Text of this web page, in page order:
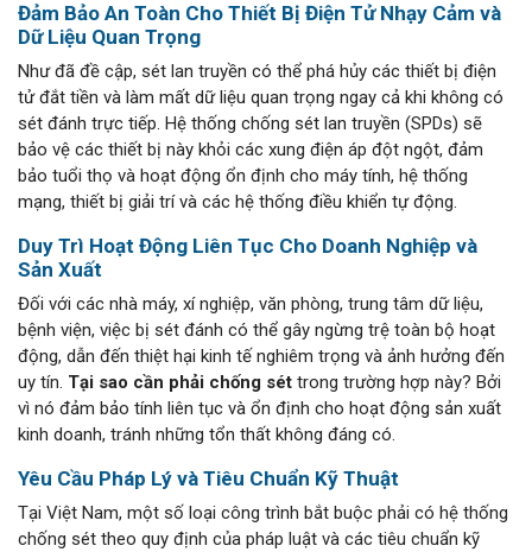
Đảm Bảo An Toàn Cho Thiết Bị Điện Tử Nhạy Cảm và
Dữ Liệu Quan Trọng
Như đã đề cập, sét lan truyền có thể phá hủy các thiết bị điện
tử đắt tiền và làm mất dữ liệu quan trọng ngay cả khi không có
sét đánh trực tiếp. Hệ thống chống sét lan truyền (SPDs) sẽ
bảo vệ các thiết bị này khỏi các xung điện áp đột ngột, đảm
bảo tuổi thọ và hoạt động ổn định cho máy tính, hệ thống
mạng, thiết bị giải trí và các hệ thống điều khiển tự động.
Duy Trì Hoạt Động Liên Tục Cho Doanh Nghiệp và
Sản Xuất
Đối với các nhà máy, xí nghiệp, văn phòng, trung tâm dữ liệu,
bệnh viện, việc bị sét đánh có thể gây ngừng trệ toàn bộ hoạt
động, dẫn đến thiệt hại kinh tế nghiêm trọng và ảnh hưởng đến
uy tín. Tại sao cần phải chống sét trong trường hợp này? Bởi
vì nó đảm bảo tính liên tục và ổn định cho hoạt động sản xuất
kinh doanh, tránh những tổn thất không đáng có.
Yêu Cầu Pháp Lý và Tiêu Chuẩn Kỹ Thuật
Tại Việt Nam, một số loại công trình bắt buộc phải có hệ thống
chống sét theo quy định của pháp luật và các tiêu chuẩn kỹ